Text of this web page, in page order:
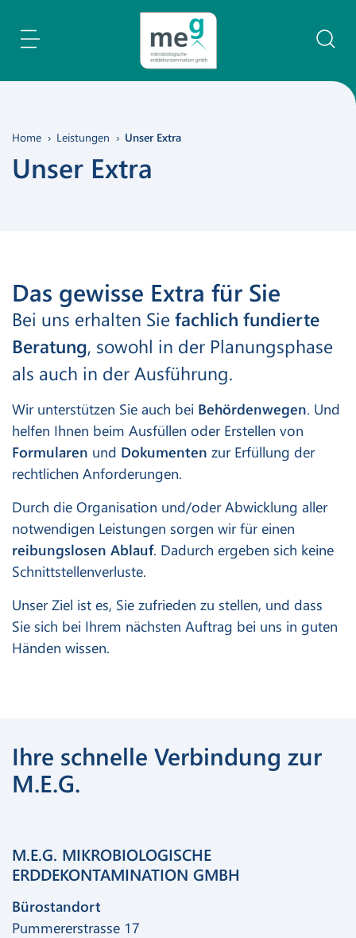
Home Leistungen Unser Extra
Unser Extra
Das gewisse Extra für Sie
Bei uns erhalten Sie fachlich fundierte
Beratung, sowohl in der Planungsphase
als auch in der Ausführung.
Wir unterstützen Sie auch bei Behördenwegen. Und
helfen Ihnen beim Ausfüllen oder Erstellen von
Formularen und Dokumenten zur Erfüllung der
rechtlichen Anforderungen.
Durch die Organisation und/oder Abwicklung aller
notwendigen Leistungen sorgen wir für einen
reibungslosen Ablauf. Dadurch ergeben sich keine
Schnittstellenverluste.
Unser Ziel ist es, Sie zufrieden zu stellen, und dass
Sie sich bei Ihrem nächsten Auftrag bei uns in guten
Händen wissen.
Ihre schnelle Verbindung zur
M.E.G.
M.E.G. MIKROBIOLOGISCHE
ERDDEKONTAMINATION GMBH
Bürostandort
Pummererstrasse 17